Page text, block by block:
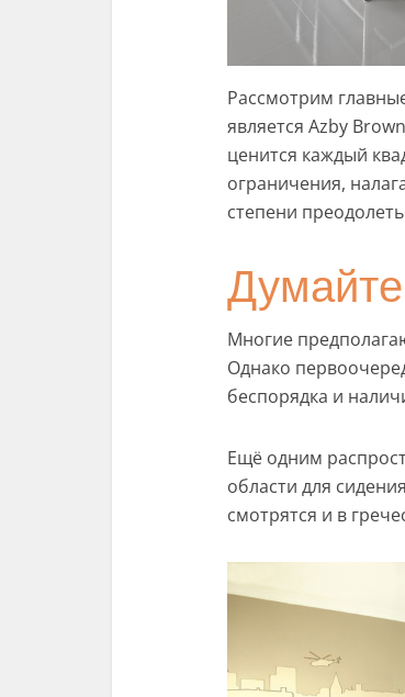
Рассмотрим
является Azby
ценится каждый
ограничения,
степени
Многие
Однако
беспорядка и
Ещё одним
области для
смотрятся и в